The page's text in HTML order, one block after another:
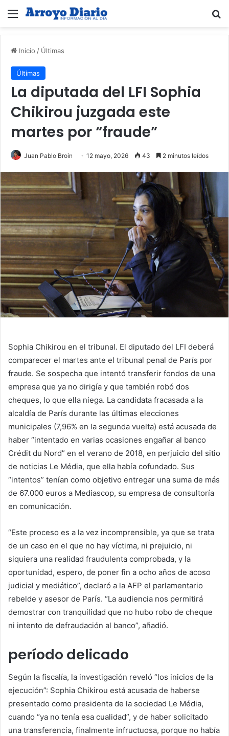
Menú
Inicio / Últimas
Últimas
La diputada del LFI Sophia
Chikirou juzgada este
martes por “fraude”
Juan Pablo Broin 12 mayo, 2026 43 2 minutos leídos
Sophia Chikirou en el tribunal. El diputado del LFI deberá
comparecer el martes ante el tribunal penal de París por
fraude. Se sospecha que intentó transferir fondos de una
empresa que ya no dirigía y que también robó dos
cheques, lo que ella niega. La candidata fracasada a la
alcaldía de París durante las últimas elecciones
municipales (7,96% en la segunda vuelta) está acusada de
haber “intentado en varias ocasiones engañar al banco
Crédit du Nord” en el verano de 2018, en perjuicio del sitio
de noticias Le Média, que ella había cofundado. Sus
“intentos” tenían como objetivo entregar una suma de más
de 67.000 euros a Mediascop, su empresa de consultoría
en comunicación.
“Este proceso es a la vez incomprensible, ya que se trata
de un caso en el que no hay víctima, ni prejuicio, ni
siquiera una realidad fraudulenta comprobada, y la
oportunidad, espero, de poner fin a ocho años de acoso
judicial y mediático”, declaró a la AFP el parlamentario
rebelde y asesor de París. “La audiencia nos permitirá
demostrar con tranquilidad que no hubo robo de cheque
ni intento de defraudación al banco”, añadió.
período delicado
Según la fiscalía, la investigación reveló “los inicios de la
ejecución”: Sophia Chikirou está acusada de haberse
presentado como presidenta de la sociedad Le Média,
cuando “ya no tenía esa cualidad”, y de haber solicitado
una transferencia, finalmente infructuosa, porque no había